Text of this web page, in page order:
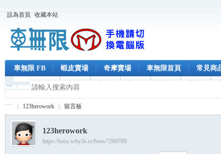
設為首頁 收藏本站
車無限 FB 蝦皮賣場 奇摩賣場 車無限首頁 常見商
›
123herowork 留言板
123herowork
https://boss.why3s.cc/boss/?260789